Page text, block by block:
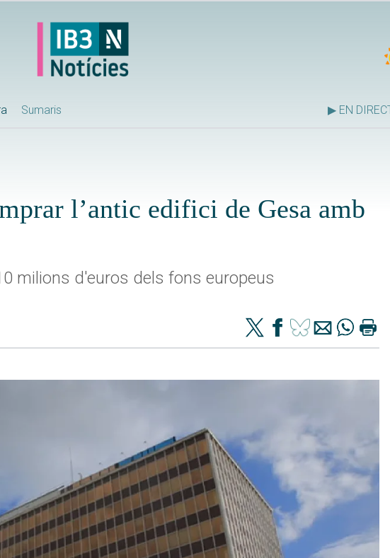
Sumaris ▶ EN
l’antic edifici de Gesa amb
milions d'euros dels fons europeus